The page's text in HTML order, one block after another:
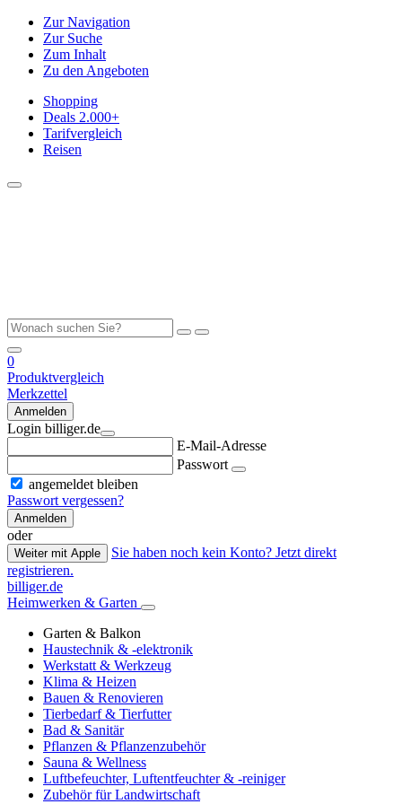
Zur Navigation
Zur Suche
Zum Inhalt
Zu den Angeboten
Shopping
Deals 2.000+
Tarifvergleich
Reisen
0
Produktvergleich
Merkzettel
Anmelden
Login billiger.de
E-Mail-Adresse
Passwort
angemeldet bleiben
Passwort vergessen?
Anmelden
oder
Weiter mit Apple
Sie haben noch kein Konto? Jetzt direkt
registrieren.
billiger.de
Heimwerken & Garten
Garten & Balkon
Haustechnik & -elektronik
Werkstatt & Werkzeug
Klima & Heizen
Bauen & Renovieren
Tierbedarf & Tierfutter
Bad & Sanitär
Pflanzen & Pflanzenzubehör
Sauna & Wellness
Luftbefeuchter, Luftentfeuchter & -reiniger
Zubehör für Landwirtschaft